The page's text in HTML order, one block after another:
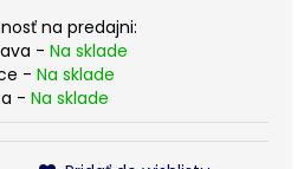
na predajni:
- Na sklade
- Na sklade
- Na sklade